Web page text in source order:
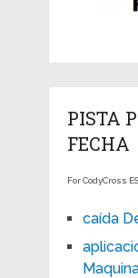
PISTA
FECHA
For CodyCross
caída